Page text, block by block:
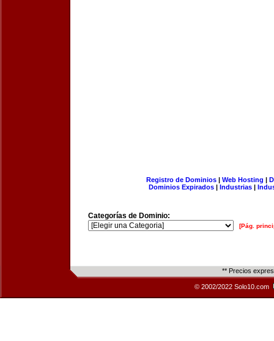
Registro de Dominios| Web Hosting |
Dominios Expirados | Industrias |
Categorías de Dominio:
[Pág.
** Precios
© 2002/2022 Solo10.com